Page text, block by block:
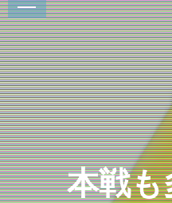
本戦も